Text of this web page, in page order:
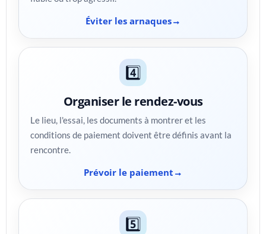
Éviter les arnaques
4️⃣
Organiser le rendez-vous
Le lieu, l'essai, les documents à montrer et les
conditions de paiement doivent être définis avant la
rencontre.
Prévoir le paiement
5️⃣